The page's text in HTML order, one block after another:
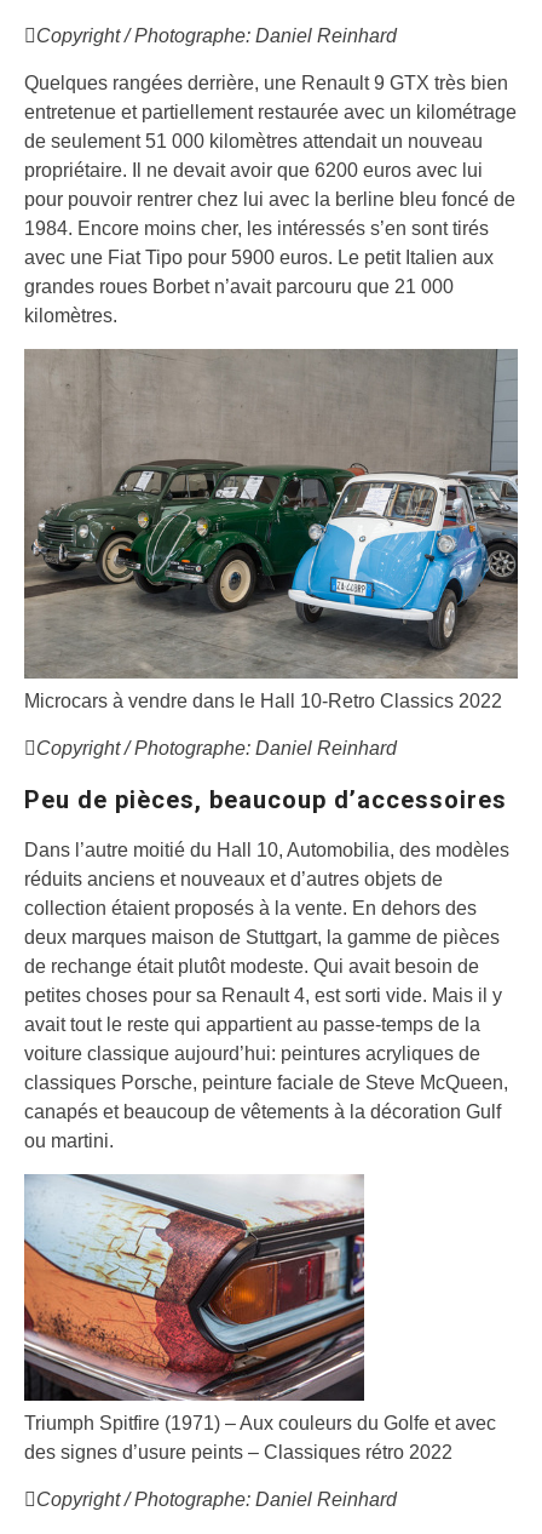
Copyright / Photographe: Daniel Reinhard
Quelques rangées derrière, une Renault 9 GTX très bien
entretenue et partiellement restaurée avec un kilométrage
de seulement 51 000 kilomètres attendait un nouveau
propriétaire. Il ne devait avoir que 6200 euros avec lui
pour pouvoir rentrer chez lui avec la berline bleu foncé de
1984. Encore moins cher, les intéressés s’en sont tirés
avec une Fiat Tipo pour 5900 euros. Le petit Italien aux
grandes roues Borbet n’avait parcouru que 21 000
kilomètres.
Microcars à vendre dans le Hall 10-Retro Classics 2022
Copyright / Photographe: Daniel Reinhard
Peu de pièces, beaucoup d’accessoires
Dans l’autre moitié du Hall 10, Automobilia, des modèles
réduits anciens et nouveaux et d’autres objets de
collection étaient proposés à la vente. En dehors des
deux marques maison de Stuttgart, la gamme de pièces
de rechange était plutôt modeste. Qui avait besoin de
petites choses pour sa Renault 4, est sorti vide. Mais il y
avait tout le reste qui appartient au passe-temps de la
voiture classique aujourd’hui: peintures acryliques de
classiques Porsche, peinture faciale de Steve McQueen,
canapés et beaucoup de vêtements à la décoration Gulf
ou martini.
Triumph Spitfire (1971) – Aux couleurs du Golfe et avec
des signes d’usure peints – Classiques rétro 2022
Copyright / Photographe: Daniel Reinhard